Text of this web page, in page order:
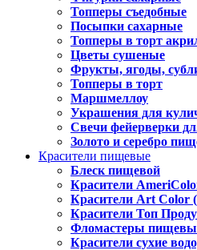
Топперы съедобные
Посыпки сахарные
Топперы в торт
Цветы сушеные
Фрукты, ягоды,
Топперы в торт
Маршмеллоу
Украшения для
Свечи фейерверки
Золото и серебро
Красители пищевые
Блеск пищевой
Красители
Красители Art Color
Красители Топ
Фломастеры
Красители сухие